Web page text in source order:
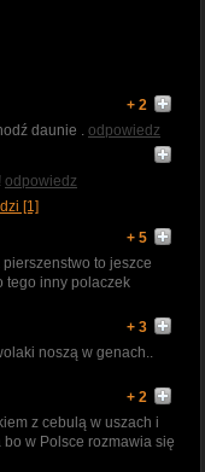
+ 2
daunie . odpowiedz
odpowiedz
[1]
+ 5
to jeszce
tego inny polaczek
+ 3
noszą w genach..
+ 2
z cebulą w uszach i
bo w Polsce rozmawia się